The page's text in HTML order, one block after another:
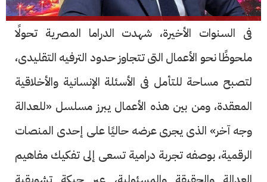
فى السنوات الأخيرة، شهدت الدراما المصرية تحولًا
ملحوظًا نحو الأعمال التى تتجاوز حدود الترفيه التقليدى،
لتصبح مساحة للتأمل فى الأسئلة الإنسانية والأخلاقية
المعقدة، ومن بين هذه الأعمال يبرز مسلسل «للعدالة
وجه آخر» الذى يجرى عرضه حاليًا على إحدى المنصات
الرقمية، بوصفه تجربة درامية تسعى إلى تفكيك مفاهيم